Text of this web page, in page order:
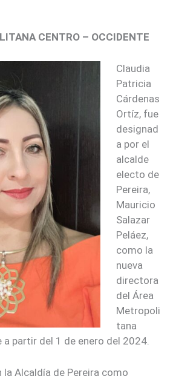
CENTRO – OCCIDENTE
Claudia
Patricia
Cárdenas
Ortíz, fue
designad
a por el
alcalde
electo de
Pereira,
Mauricio
Salazar
Peláez,
como la
nueva
directora
del Área
Metropoli
tana
partir del 1 de enero del 2024.
la Alcaldía de Pereira como